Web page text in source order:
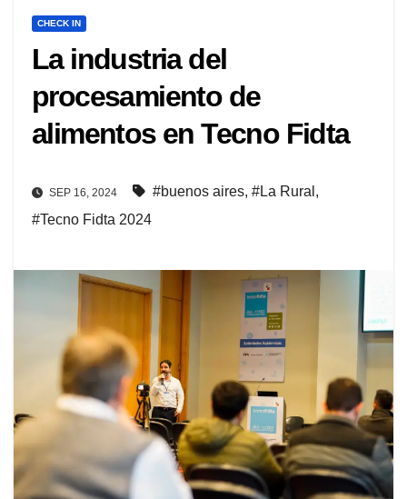
CHECK IN
La industria del
procesamiento de
alimentos en Tecno Fidta
SEP 16, 2024 #buenos aires, #La Rural ,
#Tecno Fidta 2024